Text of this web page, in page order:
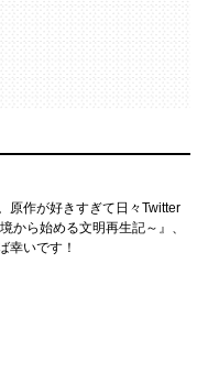
原作が好きすぎて日々Twitter
から始める文明再生記～』、
幸いです！